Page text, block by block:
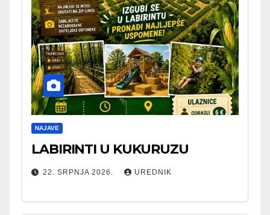
NAJAVE
LABIRINTI U KUKURUZU
22. SRPNJA 2026. UREDNIK